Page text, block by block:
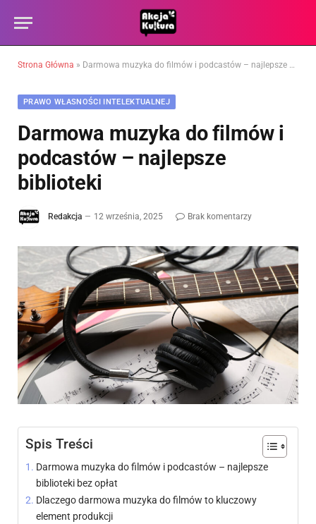
Strona Główna » Darmowa muzyka do filmów i podcastów – najlepsze biblioteki
PRAWO WŁASNOŚCI INTELEKTUALNEJ
Darmowa muzyka do filmów i
podcastów – najlepsze
biblioteki
Redakcja 12 września, 2025 Brak komentarzy
Spis Treści
Darmowa muzyka do filmów i podcastów – najlepsze
biblioteki bez opłat
Dlaczego darmowa muzyka do filmów to kluczowy
element produkcji